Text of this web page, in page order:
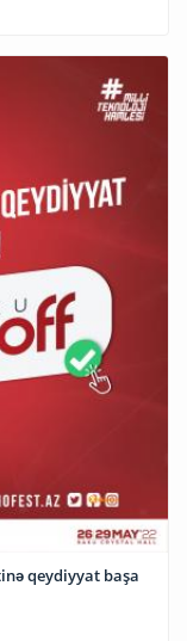
qeydiyyat başa